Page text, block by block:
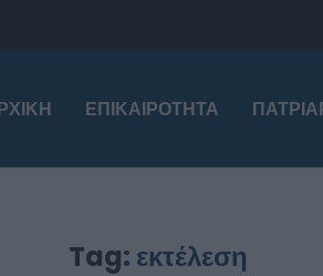
ΕΠΙΚΑΙΡΌΤΗΤΑ
Tag: εκτέλεση